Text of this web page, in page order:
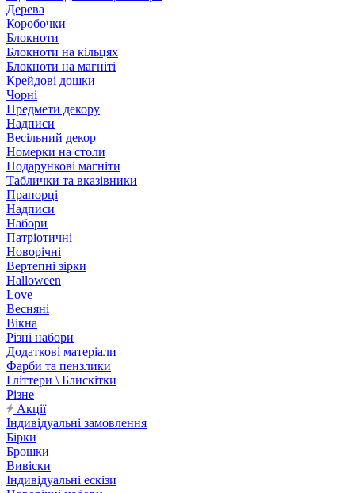
Дерева
Коробочки
Блокноти
Блокноти на кільцях
Блокноти на магніті
Крейдові дошки
Чорні
Предмети декору
Надписи
Весільний декор
Номерки на столи
Подарункові магніти
Таблички та вказівники
Прапорці
Надписи
Набори
Патріотичні
Новорічні
Вертепні зірки
Halloween
Love
Весняні
Вікна
Різні набори
Додаткові матеріали
Фарби та пензлики
Гліттери \ Блискітки
Різне
Акції
Індивідуальні замовлення
Бірки
Брошки
Вивіски
Індивідуальні ескізи